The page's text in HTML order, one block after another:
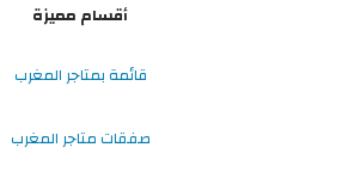
أقسام مميزة
قائمة بمتاجر المغرب
صفقات متاجر المغرب